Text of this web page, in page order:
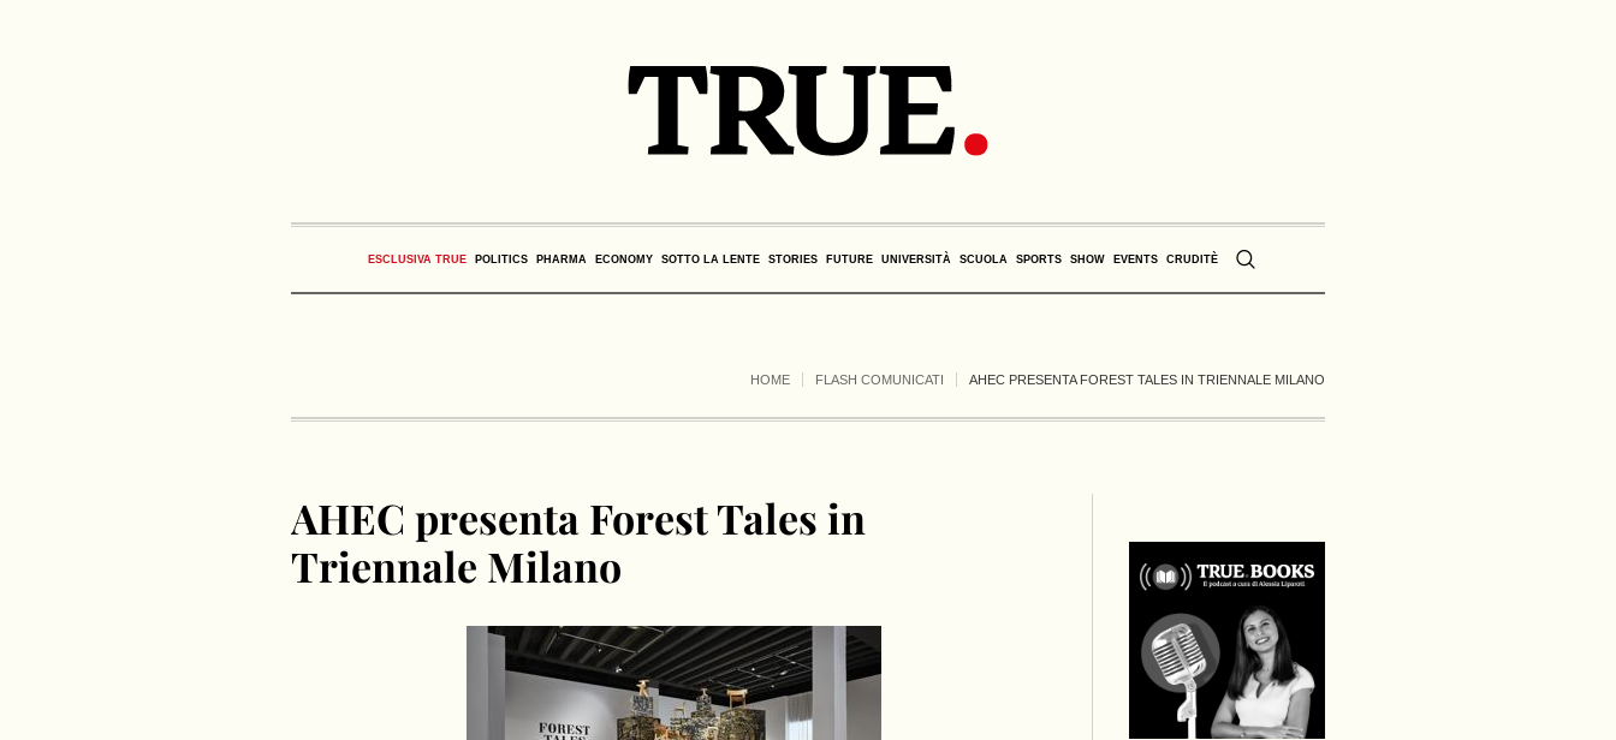
ESCLUSIVA TRUE POLITICS PHARMA ECONOMY SOTTO LA LENTE STORIES FUTURE UNIVERSITÀ SCUOLA SPORTS SHOW EVENTS CRUDITÈ
HOME FLASH COMUNICATI AHEC PRESENTA FOREST TALES IN TRIENNALE MILANO
AHEC presenta Forest Tales in
Triennale Milano